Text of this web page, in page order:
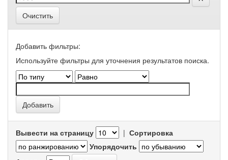
Очистить
Добавить фильтры:
Используйте фильтры для уточнения результатов поиска.
Вывести на страницу | Сортировка
Упорядочить